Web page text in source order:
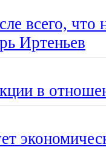
всего, что
Иртеньев
в